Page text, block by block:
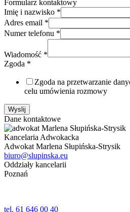
Formularz kontaktowy
Imię i nazwisko *
Adres email *
Numer telefonu *
Wiadomość *
Zgoda *
Zgoda na przetwarzanie
celu umówienia rozmowy
Wyslij
Dane kontaktowe
Kancelaria Adwokacka
Adwokat Marlena Słupińska-Strysik
biuro@slupinska.eu
Oddziały kancelarii
Poznań
tel. 61 646 00 40